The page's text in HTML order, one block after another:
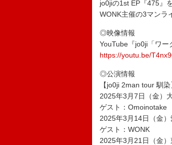
jo0jiの1st EP『475』
WONK主催の3マンラ
◎映像情報
YouTube『jo0ji「ワー
https://youtu.be/
◎公演情報
【jo0ji 2man tour 馴染
2025年3月7日（金）
ゲスト：Omoinotake
2025年3月14日（金
ゲスト：WONK
2025年3月21日（金